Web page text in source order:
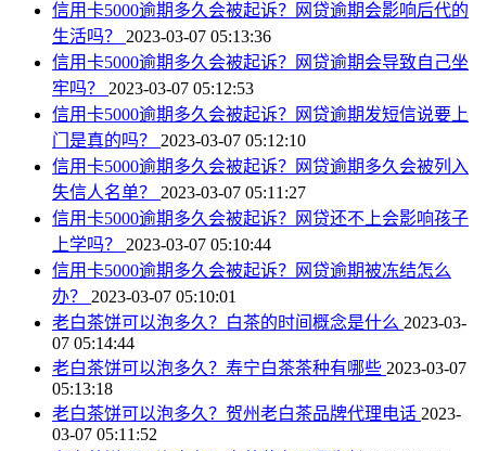
信用卡5000逾期多久会被起诉？网贷逾期会影响后代的
生活吗？ 2023-03-07 05:13:36
信用卡5000逾期多久会被起诉？网贷逾期会导致自己坐
牢吗？ 2023-03-07 05:12:53
信用卡5000逾期多久会被起诉？网贷逾期发短信说要上
门是真的吗？ 2023-03-07 05:12:10
信用卡5000逾期多久会被起诉？网贷逾期多久会被列入
失信人名单？ 2023-03-07 05:11:27
信用卡5000逾期多久会被起诉？网贷还不上会影响孩子
上学吗？ 2023-03-07 05:10:44
信用卡5000逾期多久会被起诉？网贷逾期被冻结怎么
办？ 2023-03-07 05:10:01
老白茶饼可以泡多久？白茶的时间概念是什么 2023-03-
07 05:14:44
老白茶饼可以泡多久？寿宁白茶茶种有哪些 2023-03-07
05:13:18
老白茶饼可以泡多久？贺州老白茶品牌代理电话 2023-
03-07 05:11:52